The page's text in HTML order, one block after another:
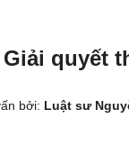
quyết
bởi: Luật sư